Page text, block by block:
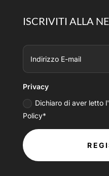
ISCRIVITI ALLA
Privacy
Dichiaro di aver letto
Policy*